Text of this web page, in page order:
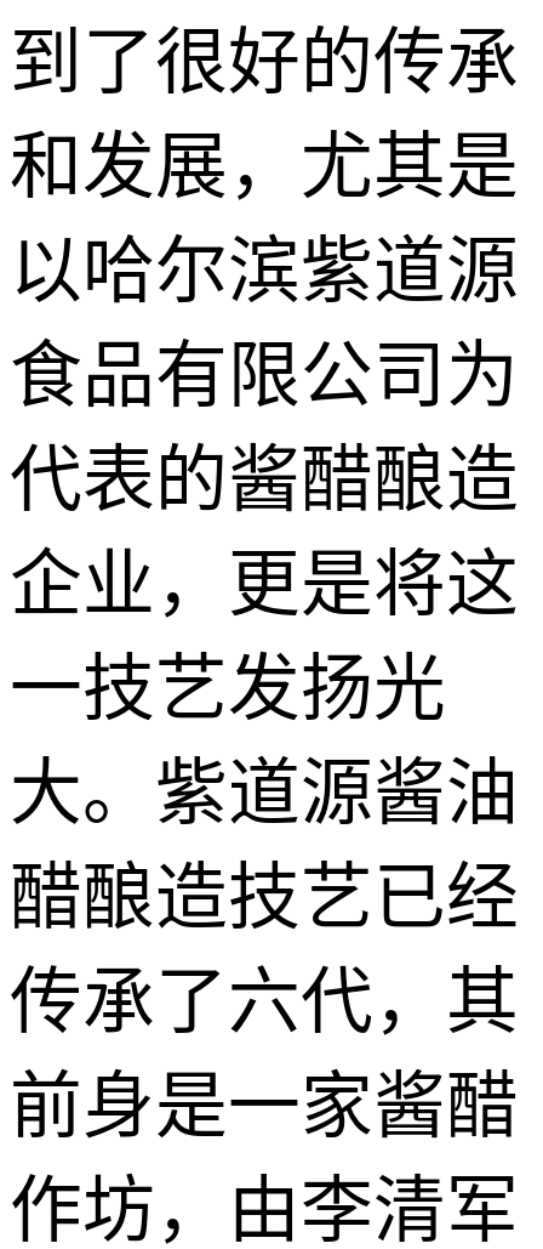
到了很好的传承
和发展，尤其是
以哈尔滨紫道源
食品有限公司为
代表的酱醋酿造
企业，更是将这
一技艺发扬光
大。紫道源酱油
醋酿造技艺已经
传承了六代，其
前身是一家酱醋
作坊，由李清军